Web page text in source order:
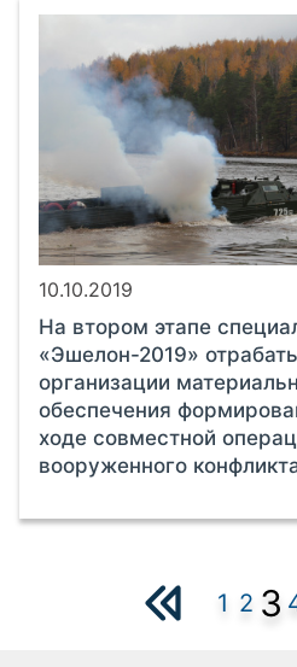
10.10.2019
На втором этапе
«Эшелон-2019»
организации
обеспечения
ходе совместной
вооруженного
1 2 3